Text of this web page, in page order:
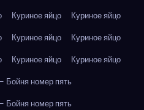
Куриное яйцо
Куриное яйцо
Куриное яйцо
Куриное яйцо
Куриное яйцо
Куриное яйцо
Бойня номер пять
Бойня номер пять